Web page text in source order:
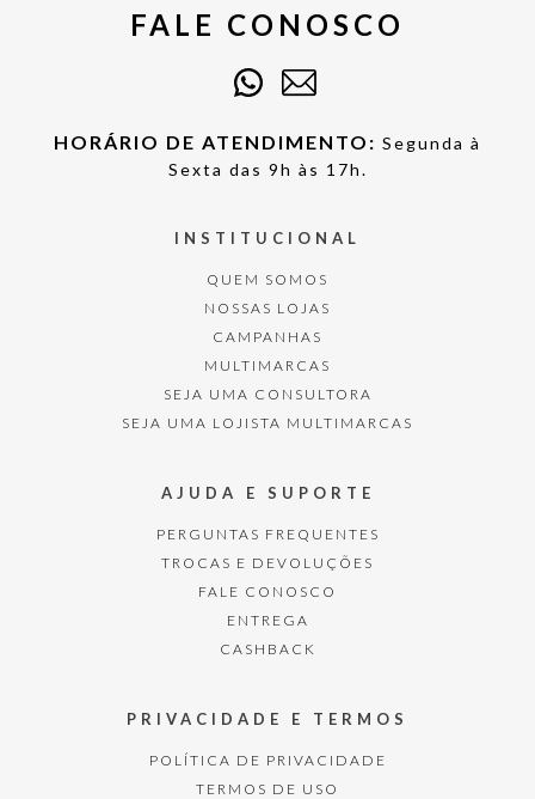
FALE CONOSCO
HORÁRIO DE ATENDIMENTO: Segunda à
Sexta das 9h às 17h.
INSTITUCIONAL
QUEM SOMOS
NOSSAS LOJAS
CAMPANHAS
MULTIMARCAS
SEJA UMA CONSULTORA
SEJA UMA LOJISTA MULTIMARCAS
AJUDA E SUPORTE
PERGUNTAS FREQUENTES
TROCAS E DEVOLUÇÕES
FALE CONOSCO
ENTREGA
CASHBACK
PRIVACIDADE E TERMOS
POLÍTICA DE PRIVACIDADE
TERMOS DE USO